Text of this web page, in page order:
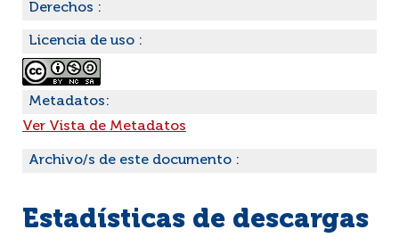
Derechos :
Licencia de uso :
Metadatos:
Ver Vista de Metadatos
Archivo/s de este documento :
Estadísticas de descargas